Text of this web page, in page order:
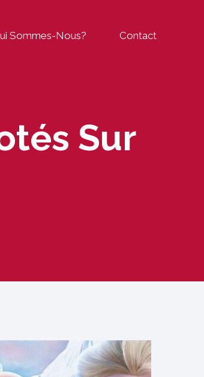
Sommes-Nous? Contact
Sur